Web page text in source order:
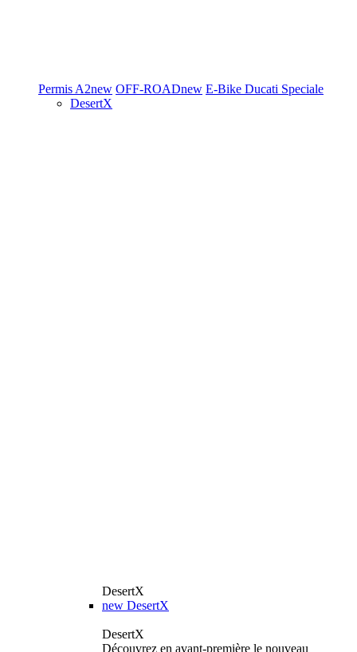
Permis A2new OFF-ROADnew E-Bike Ducati Speciale
DesertX
DesertX
new DesertX
DesertX
Découvrez en avant-première le nouveau